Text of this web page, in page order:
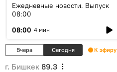
Ежедневные новости. Выпуск
08:00
08:00 4 мин
Вчера Сегодня К эфиру
г. Бишкек 89.3